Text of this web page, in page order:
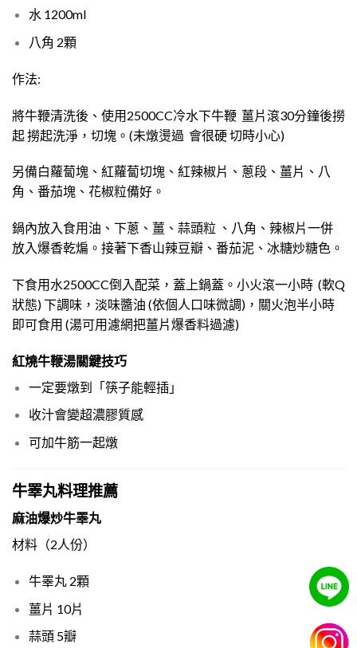
水 1200ml
八角 2顆
作法:
將牛鞭清洗後、使用2500CC冷水下牛鞭 薑片滾30分鐘後撈
起 撈起洗淨，切塊。(未燉燙過 會很硬 切時小心)
另備白蘿蔔塊、紅蘿蔔切塊、紅辣椒片、蔥段、薑片、八
角、番茄塊、花椒粒備好。
鍋內放入食用油、下蔥、薑、蒜頭粒 、八角、辣椒片一併
放入爆香乾煸。接著下香山辣豆瓣、番茄泥、冰糖炒糖色。
下食用水2500CC倒入配菜，蓋上鍋蓋。小火滾一小時 (軟Q
狀態) 下調味，淡味醬油 (依個人口味微調)，關火泡半小時
即可食用 (湯可用濾網把薑片爆香料過濾)
紅燒牛鞭湯關鍵技巧
一定要燉到「筷子能輕插」
收汁會變超濃膠質感
可加牛筋一起燉
牛睪丸料理推薦
麻油爆炒牛睪丸
材料（2人份）
牛睪丸 2顆
薑片 10片
蒜頭 5瓣